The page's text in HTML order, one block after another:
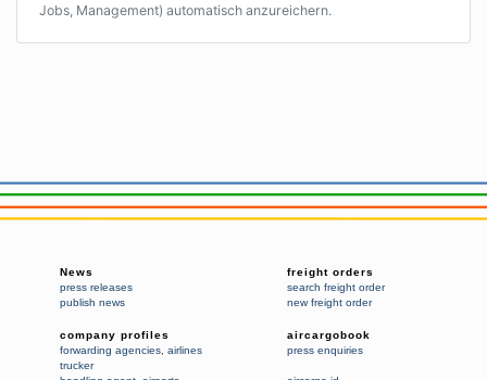
Jobs, Management) automatisch anzureichern.
News
press releases
publish news
freight orders
search freight order
new freight order
company profiles
forwarding agencies airlines
trucker
aircargobook
press enquiries